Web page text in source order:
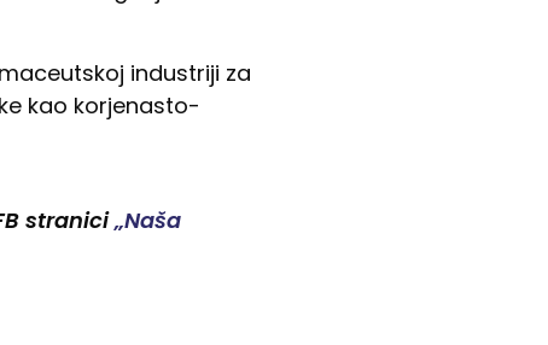
industriji za
kao korjenasto-
stranici„Naša